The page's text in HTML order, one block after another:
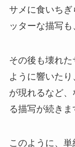
サメに食いち
ッターな描写も
その後も壊れ
ように響いた
が現れるなど
る描写が続きま
このように、単